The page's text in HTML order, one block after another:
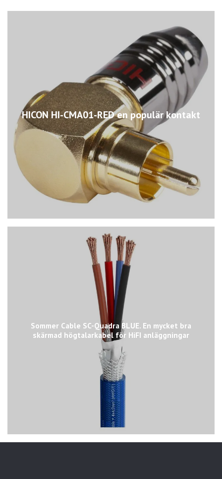
HICON HI-CMA01-RED en populär kontakt
Sommer Cable SC-Quadra BLUE. En mycket bra
skärmad högtalarkabel för HiFI anläggningar